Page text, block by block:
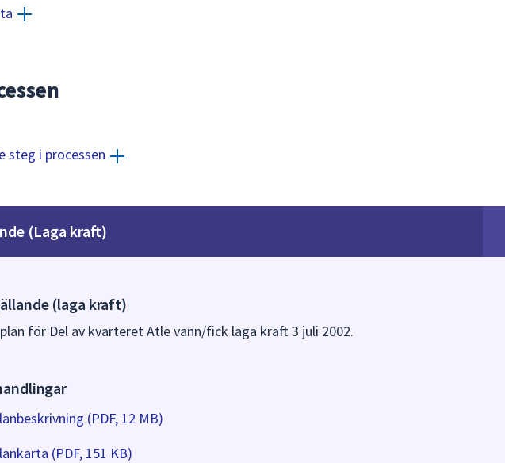
steg i processen
(Laga kraft)
(laga kraft)
för Del av kvarteret Atle vann/fick laga kraft 3 juli 2002.
(PDF, 12 MB)
(PDF, 151 KB)